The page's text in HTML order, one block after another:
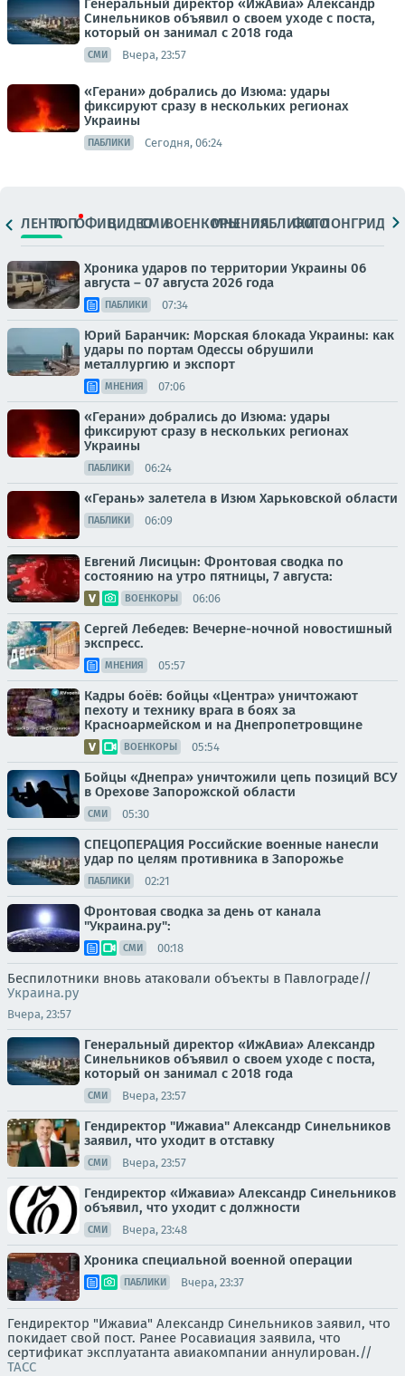
Генеральный директор «ИжАвиа» Александр
Синельников объявил о своем уходе с поста,
который он занимал с 2018 года
СМИ Вчера, 23:57
«Герани» добрались до Изюма: удары
фиксируют сразу в нескольких регионах
Украины
ПАБЛИКИ Сегодня, 06:24
ЛЕНТАТОПОФИЦ.ВИДЕОСМИВОЕНКОРЫМНЕНИЯПАБЛИКИ
ФОТОЛОНГРИДЫ
Хроника ударов по территории Украины 06
августа – 07 августа 2026 года
ПАБЛИКИ 07:34
Юрий Баранчик: Морская блокада Украины: как
удары по портам Одессы обрушили
металлургию и экспорт
МНЕНИЯ 07:06
«Герани» добрались до Изюма: удары
фиксируют сразу в нескольких регионах
Украины
ПАБЛИКИ 06:24
«Герань» залетела в Изюм Харьковской области
ПАБЛИКИ 06:09
Евгений Лисицын: Фронтовая сводка по
состоянию на утро пятницы, 7 августа:
ВОЕНКОРЫ 06:06
Сергей Лебедев: Вечерне-ночной новостишный
экспресс.
МНЕНИЯ 05:57
Кадры боёв: бойцы «Центра» уничтожают
пехоту и технику врага в боях за
Красноармейском и на Днепропетровщине
ВОЕНКОРЫ 05:54
Бойцы «Днепра» уничтожили цепь позиций ВСУ
в Орехове Запорожской области
СМИ 05:30
СПЕЦОПЕРАЦИЯ Российские военные нанесли
удар по целям противника в Запорожье
ПАБЛИКИ 02:21
Фронтовая сводка за день от канала
"Украина.ру":
СМИ 00:18
Беспилотники вновь атаковали объекты в Павлограде//
Украина.ру
Вчера, 23:57
Генеральный директор «ИжАвиа» Александр
Синельников объявил о своем уходе с поста,
который он занимал с 2018 года
СМИ Вчера, 23:57
Гендиректор "Ижавиа" Александр Синельников
заявил, что уходит в отставку
СМИ Вчера, 23:57
Гендиректор «Ижавиа» Александр Синельников
объявил, что уходит с должности
СМИ Вчера, 23:48
Хроника специальной военной операции
ПАБЛИКИ Вчера, 23:37
Гендиректор "Ижавиа" Александр Синельников заявил, что
покидает свой пост. Ранее Росавиация заявила, что
сертификат эксплуатанта авиакомпании аннулирован.//
ТАСС